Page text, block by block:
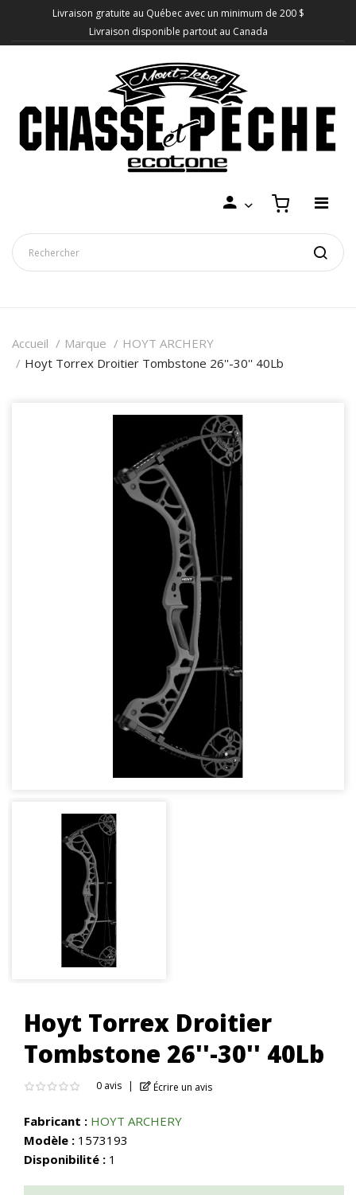
Livraison gratuite au Québec avec un minimum de 200 $
Livraison disponible partout au Canada
Accueil Marque
HOYT ARCHERY
Hoyt Torrex Droitier Tombstone 26''-30'' 40Lb
Hoyt Torrex Droitier
Tombstone 26''-30'' 40Lb
0 avis Écrire un avis
Fabricant : HOYT ARCHERY
Modèle : 1573193
Disponibilité : 1